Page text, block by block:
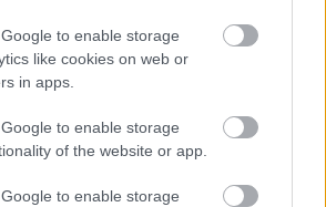
to enable storage
like cookies on web or
in apps.
to enable storage
of the website or app.
to enable storage